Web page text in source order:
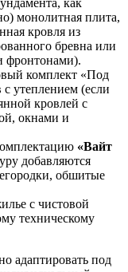
монолитная плита,
кровля из
бревна или
фронтонами).
комплект «Под
утеплением (если
кровлей с
окнами и
«Вайт
добавляются
обшитые
с чистовой
техническому
адаптировать под